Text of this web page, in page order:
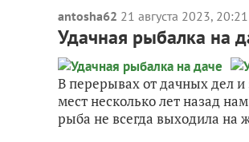
antosha62 21 августа 2023, 20:21
Удачная рыбалка на
В перерывах от дачных дел
мест несколько лет назад
рыба не всегда выходила на